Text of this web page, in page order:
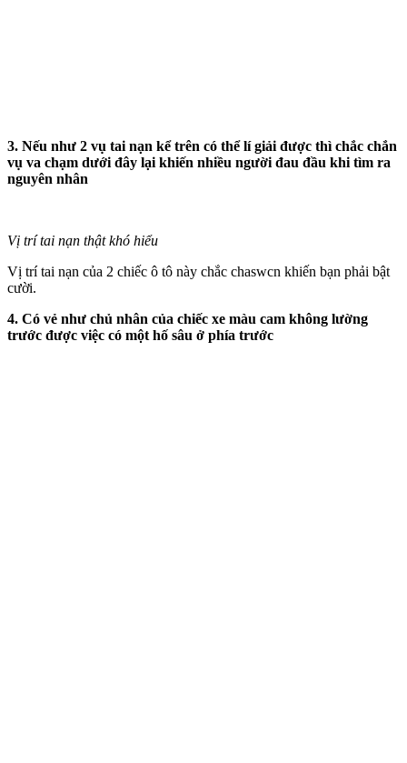
3. Nếu như 2 vụ tai nạn kể trên có thể lí giải được thì chắc chắn
vụ va chạm dưới đây lại khiến nhiều người đau đầu khi tìm ra
nguyên nhân
Vị trí tai nạn thật khó hiểu
Vị trí tai nạn của 2 chiếc ô tô này chắc chaswcn khiến bạn phải bật
cười.
4. Có vẻ như chủ nhân của chiếc xe màu cam không lường
trước được việc có một hố sâu ở phía trước